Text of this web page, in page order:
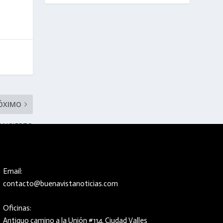
Email:
contacto@buenavistanoticias.com
Oficinas:
Antiguo camino a la Unión #114, Ciudad Valles